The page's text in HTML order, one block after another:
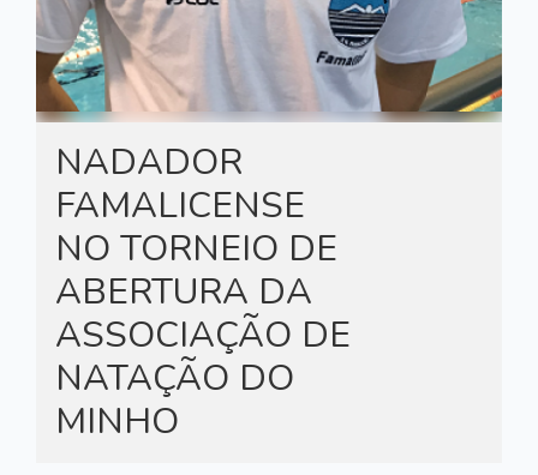
NADADOR
FAMALICENSE
NO TORNEIO DE
ABERTURA DA
ASSOCIAÇÃO DE
NATAÇÃO DO
MINHO